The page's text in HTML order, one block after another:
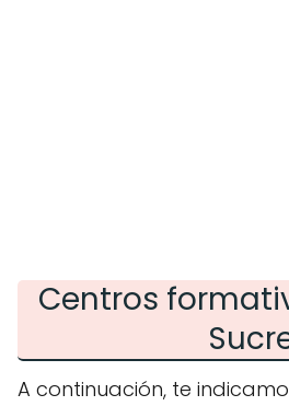
Centros
A continuación, te